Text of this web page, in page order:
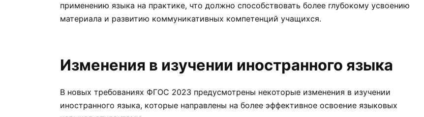
применению языка на практике, что должно способствовать более глубокому усвоению
материала и развитию коммуникативных компетенций учащихся.
Изменения в изучении иностранного языка
В новых требованиях ФГОС 2023 предусмотрены некоторые изменения в изучении
иностранного языка, которые направлены на более эффективное освоение языковых